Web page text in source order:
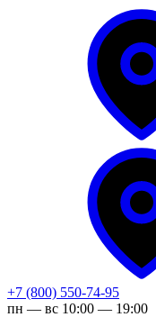
+7 (800) 550-74-95
пн — вс 10:00 — 19:00